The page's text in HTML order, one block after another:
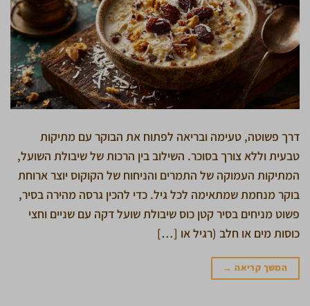
דרך פשוטה, טעימה ובריאה לפתוח את הבוקר עם מתיקות
טבעית וללא צורך בסוכר. השילוב בין הרכות של שיבולת השועל,
המתיקות העמוקה של התמרים והניחוח של הקוקוס יוצר ארוחת
בוקר מנחמת שמתאימה לכל גיל. כדי להכין גרסה מהירה בסיר,
פשוט מניחים בסיר קטן כוס שיבולת שועל דקה עם שניים וחצי
כוסות מים או חלב (רגיל או […]
המשך קריאה→